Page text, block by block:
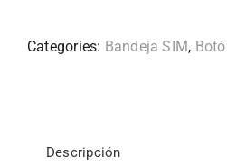
Categories: Bandeja SIM,
Descripción